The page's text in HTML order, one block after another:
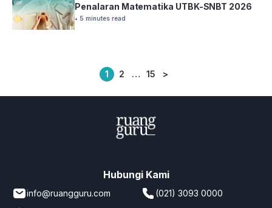
Penalaran Matematika UTBK-SNBT 2026
• 5 minutes read
Posts
1 2 … 15 >
Hubungi Kami
info@ruangguru.com
(021) 3093 0000